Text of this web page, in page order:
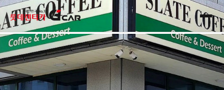
skip navigation
전체